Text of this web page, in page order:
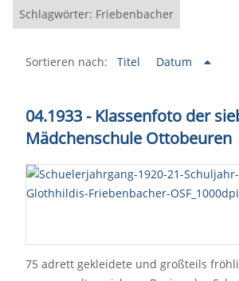
Schlagwörter: Friebenbacher
Sortieren nach: Titel Datum
04.1933 - Klassenfoto der
Mädchenschule Ottobeuren
75 adrett gekleidete und großteils